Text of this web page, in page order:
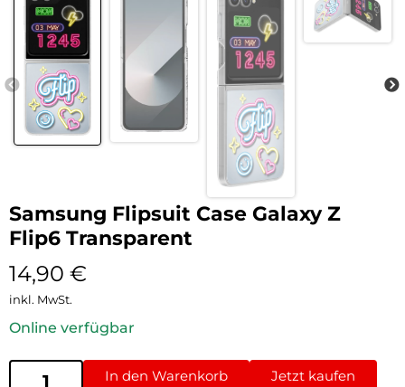
Samsung Flipsuit Case Galaxy Z
Flip6 Transparent
14,90 €
inkl. MwSt.
Online verfügbar
In den Warenkorb Jetzt kaufen